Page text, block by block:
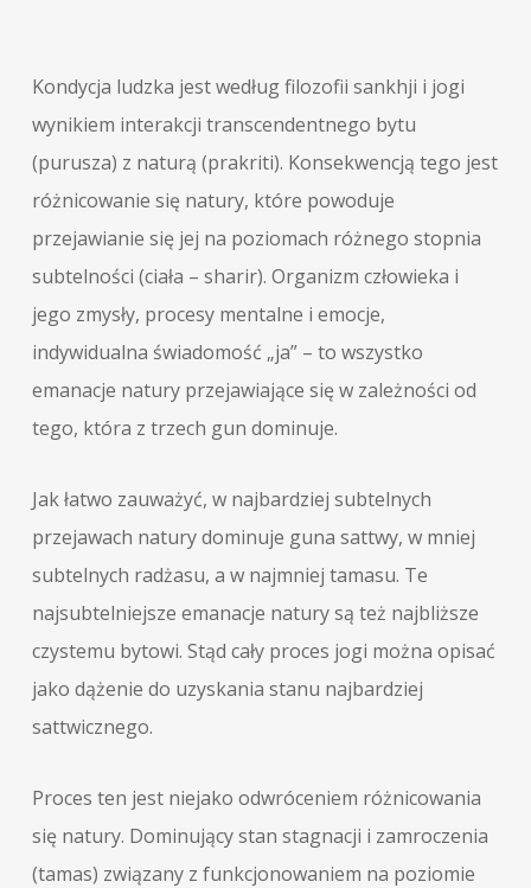
Kondycja ludzka jest według filozofii sankhji i jogi
wynikiem interakcji transcendentnego bytu
(purusza) z naturą (prakriti). Konsekwencją tego jest
różnicowanie się natury, które powoduje
przejawianie się jej na poziomach różnego stopnia
subtelności (ciała – sharir). Organizm człowieka i
jego zmysły, procesy mentalne i emocje,
indywidualna świadomość „ja” – to wszystko
emanacje natury przejawiające się w zależności od
tego, która z trzech gun dominuje.
Jak łatwo zauważyć, w najbardziej subtelnych
przejawach natury dominuje guna sattwy, w mniej
subtelnych radżasu, a w najmniej tamasu. Te
najsubtelniejsze emanacje natury są też najbliższe
czystemu bytowi. Stąd cały proces jogi można opisać
jako dążenie do uzyskania stanu najbardziej
sattwicznego.
Proces ten jest niejako odwróceniem różnicowania
się natury. Dominujący stan stagnacji i zamroczenia
(tamas) związany z funkcjonowaniem na poziomie